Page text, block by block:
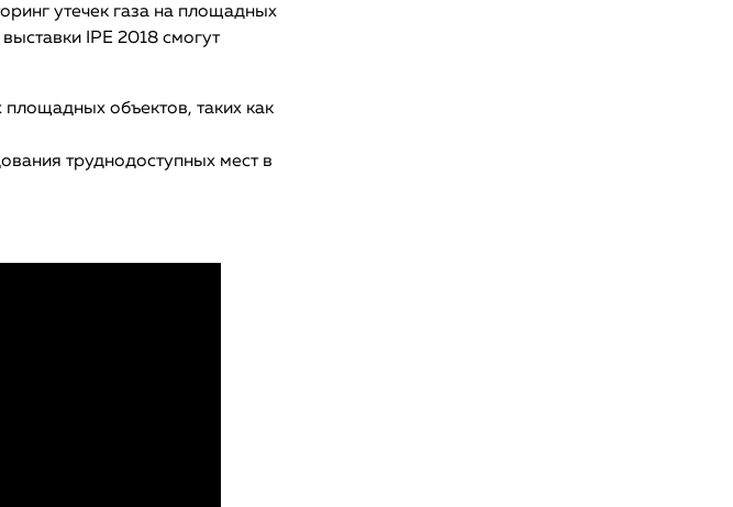
утечек газа на площадных
IPE 2018 смогут
объектов, таких как
труднодоступных мест в